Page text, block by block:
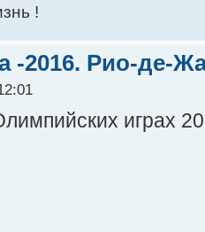
!
-2016. Рио-де-
играх